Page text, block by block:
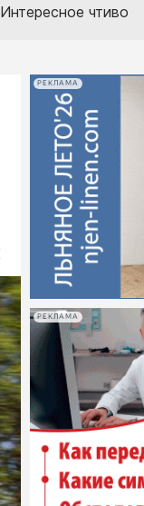
Интересное чтиво
РЕКЛАМА
РЕКЛАМА